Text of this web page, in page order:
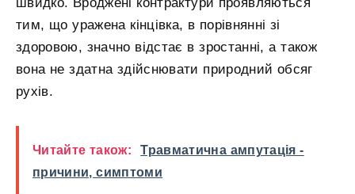
тим, що уражена кінцівка, в порівнянні зі
здоровою, значно відстає в зростанні, а також
вона не здатна здійснювати природний обсяг
рухів.
Читайте також:
Травматична ампутація -
причини, симптоми